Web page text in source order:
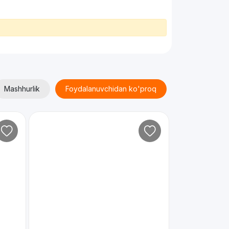
Mashhurlik Foydalanuvchidan ko'proq